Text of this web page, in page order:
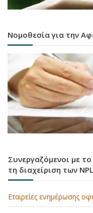
Νομοθεσία για την
Συνεργαζόμενοι με
τη διαχείριση των
Εταιρείες ενημέρωσης